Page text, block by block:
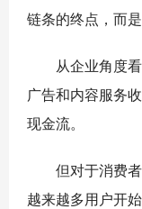
链条的终点，而
从企业角度
广告和内容服务
现金流。
但对于消费
越来越多用户开